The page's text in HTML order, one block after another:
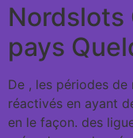
Nordslots
pays
De , les périodes
réactivés en ayant
en le façon. des